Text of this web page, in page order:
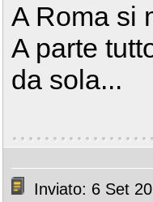
A Roma si
A parte
da sola...
Inviato: 6 Set